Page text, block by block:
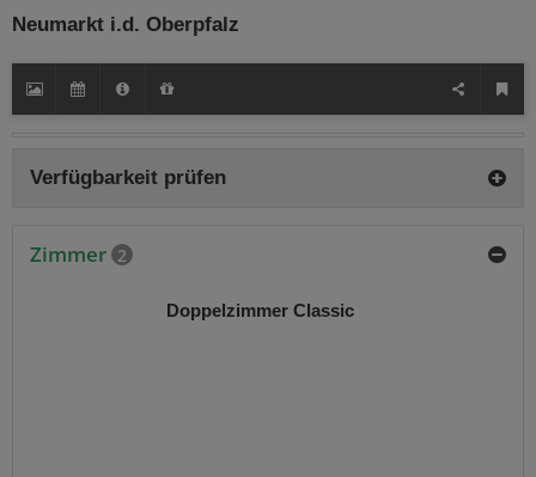
Neumarkt i.d. Oberpfalz
Verfügbarkeit prüfen
Zimmer 2
Doppelzimmer Classic